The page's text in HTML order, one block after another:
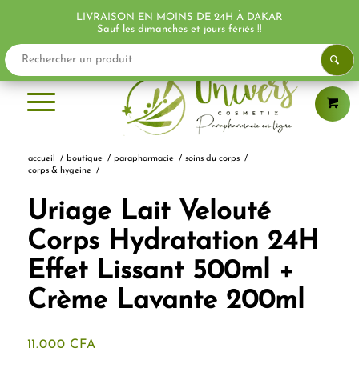
accueil / boutique / parapharmacie / soins du corps /
corps & hygeine
/
Uriage Lait Velouté
Corps Hydratation 24H
Effet Lissant 500ml +
Crème Lavante 200ml
11.000 CFA
LIVRAISON EN MOINS DE 24H À DAKAR
Sauf les dimanches et jours fériés !!